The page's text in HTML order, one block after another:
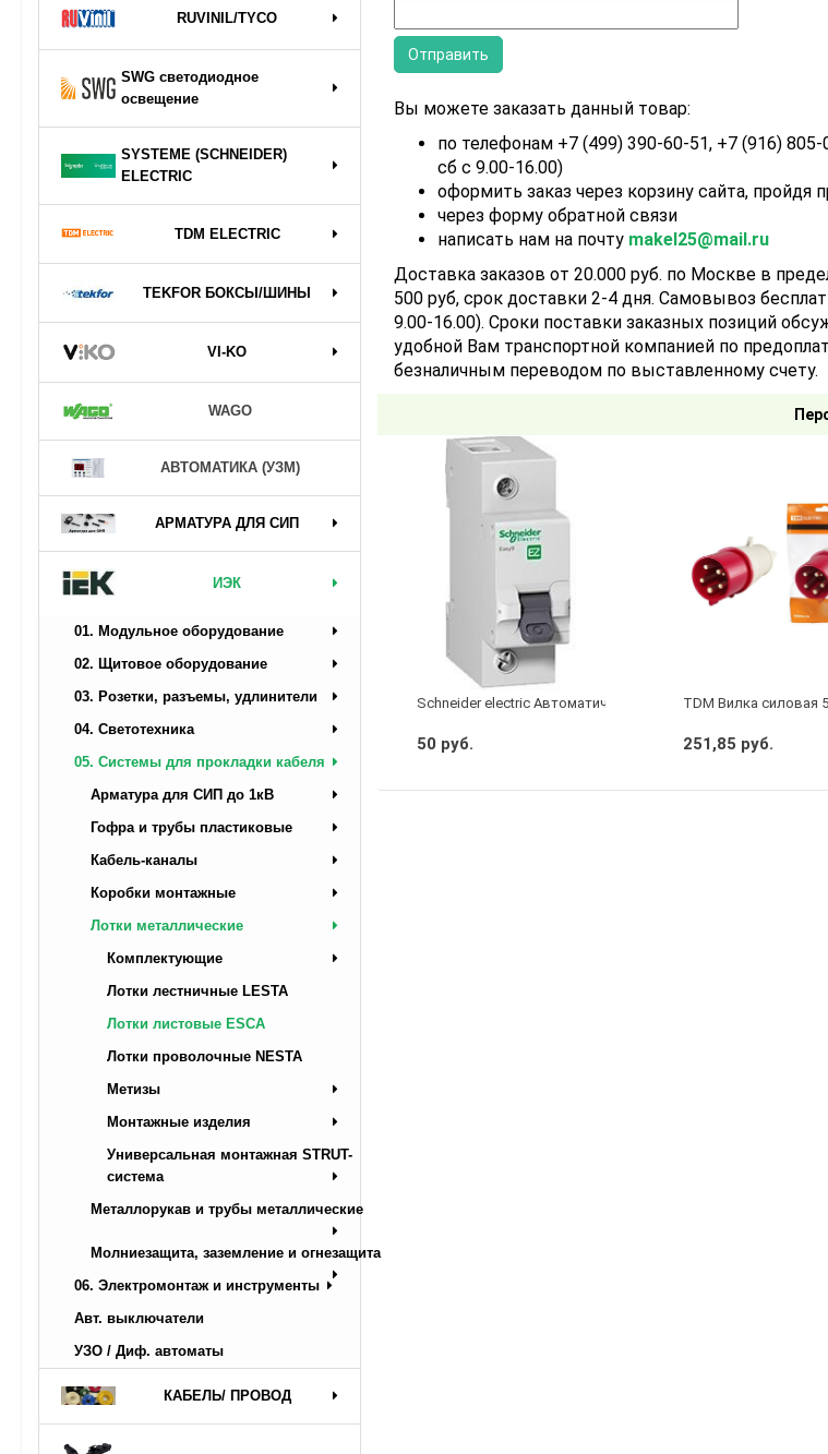
RUVINIL/TYCO
SWG светодиодное
освещение
SYSTEME (SCHNEIDER)
ELECTRIC
TDM ELECTRIC
TEKFOR БОКСЫ/ШИНЫ
VI-KO
WAGO
АВТОМАТИКА (УЗМ)
АРМАТУРА ДЛЯ СИП
ИЭК
01. Модульное оборудование
02. Щитовое оборудование
03. Розетки, разъемы, удлинители
04. Светотехника
05. Системы для прокладки кабеля
Арматура для СИП до 1кВ
Гофра и трубы пластиковые
Кабель-каналы
Коробки монтажные
Лотки металлические
Комплектующие
Лотки лестничные LESTA
Лотки листовые ESCA
Лотки проволочные NESTA
Метизы
Монтажные изделия
Универсальная монтажная STRUT-
система
Металлорукав и трубы металлические
Молниезащита, заземление и огнезащита
06. Электромонтаж и инструменты
Авт. выключатели
УЗО / Диф. автоматы
КАБЕЛЬ/ ПРОВОД
Вы можете заказать данный товар:
по телефонам +7 (499) 390-60-51, +7 (916)
сб с 9.00-16.00)
оформить заказ через корзину сайта, пройдя
через форму обратной связи
написать нам на почту makel25@mail.ru
Доставка заказов от 20.000 руб. по Москве в
500 руб, срок доставки 2-4 дня. Самовывоз
9.00-16.00). Сроки поставки заказных позиций
удобной Вам транспортной компанией по
безналичным переводом по выставленному счету.
Schneider electric Автоматический выключатель 1/40А
50 руб.
TDM Вилка силовая
251,85 руб.